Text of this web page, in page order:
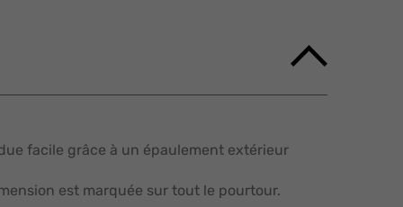
facile grâce à un épaulement extérieur
est marquée sur tout le pourtour.